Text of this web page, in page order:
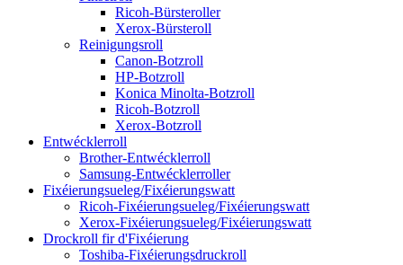
Ricoh-Bürsteroller
Xerox-Bürsteroll
Reinigungsroll
Canon-Botzroll
HP-Botzroll
Konica Minolta-Botzroll
Ricoh-Botzroll
Xerox-Botzroll
Entwécklerroll
Brother-Entwécklerroll
Samsung-Entwécklerroller
Fixéierungsueleg/Fixéierungswatt
Ricoh-Fixéierungsueleg/Fixéierungswatt
Xerox-Fixéierungsueleg/Fixéierungswatt
Drockroll fir d'Fixéierung
Toshiba-Fixéierungsdruckroll